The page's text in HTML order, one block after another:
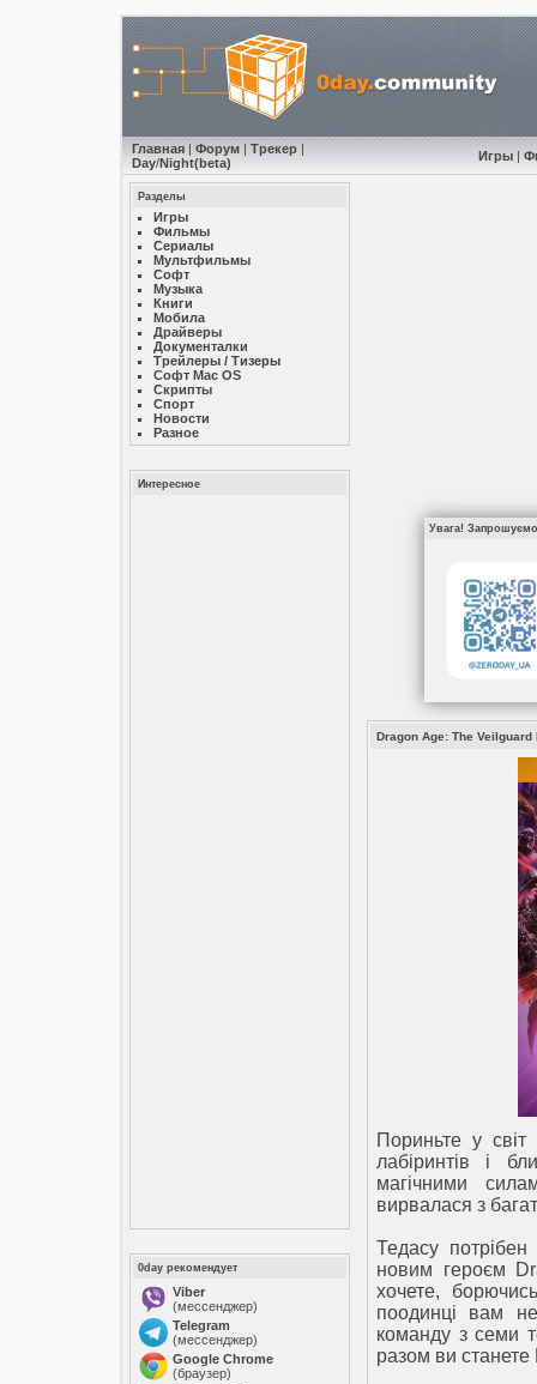
Главная| Форум| Трекер|
Day/Night(beta) Игры|
Разделы
Игры
Фильмы
Сериалы
Мультфильмы
Софт
Музыкa
Книги
Мобила
Драйверы
Документалки
Трейлеры / Тизеры
Софт Mac OS
Скрипты
Спорт
Новости
Разное
Интересное
0day рекомендует
Viber
(мессенджер)
Telegram
(мессенджер)
Google Chrome
(браузер)
Увага! Запрошуємо
Dragon Age: The Veilguard
Пориньте у світ
лабіринтів і
магічними
вирвалася з
Тедасу
новим героєм
хочете,
поодинці вам
команду з семи
разом ви